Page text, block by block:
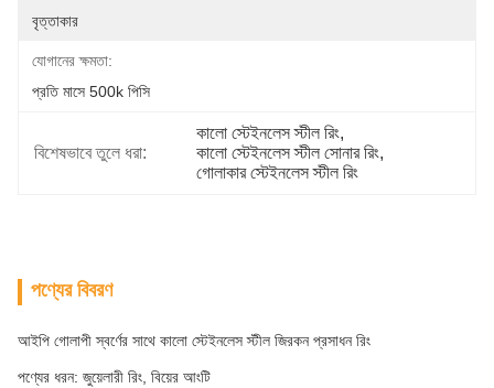
বৃত্তাকার
যোগানের ক্ষমতা:
প্রতি মাসে 500k পিসি
বিশেষভাবে তুলে ধরা:
কালো স্টেইনলেস স্টীল রিং,
কালো স্টেইনলেস স্টীল সোনার রিং,
গোলাকার স্টেইনলেস স্টীল রিং
পণ্যের বিবরণ
আইপি গোলাপী স্বর্ণের সাথে কালো স্টেইনলেস স্টীল জিরকন প্রসাধন রিং
পণ্যের ধরন: জুয়েলারী রিং, বিয়ের আংটি